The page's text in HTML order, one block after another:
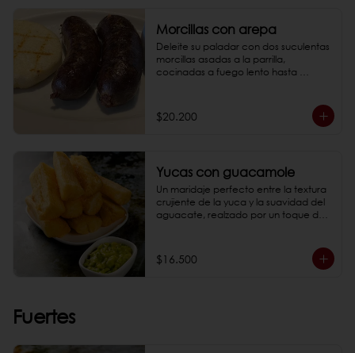
Morcillas con arepa
Deleite su paladar con dos suculentas
morcillas asadas a la parrilla,
cocinadas a fuego lento hasta
fuera. Cada bocado lo transportará a
un viaje de sabores auténticos
$20.200
Yucas con guacamole
Un maridaje perfecto entre la textura
crujiente de la yuca y la suavidad del
aguacate, realzado por un toque de
experiencia divina.
*Fotos de referencia
$16.500
Fuertes